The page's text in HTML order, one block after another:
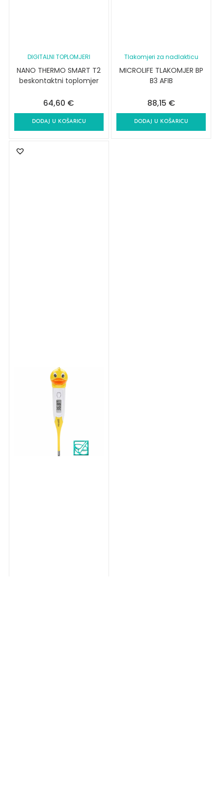
DIGITALNI TOPLOMJERI
NANO THERMO SMART T2
beskontaktni toplomjer
64,60 €
DODAJ U KOŠARICU
Tlakomjeri za nadlakticu
MICROLIFE TLAKOMJER BP
B3 AFIB
88,15 €
DODAJ U KOŠARICU